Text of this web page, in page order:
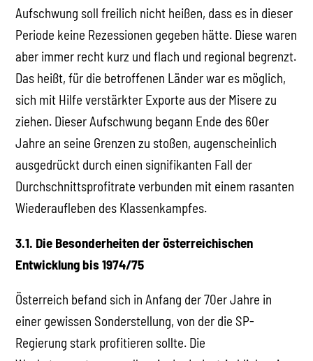
Aufschwung soll freilich nicht heißen, dass es in dieser
Periode keine Rezessionen gegeben hätte. Diese waren
aber immer recht kurz und flach und regional begrenzt.
Das heißt, für die betroffenen Länder war es möglich,
sich mit Hilfe verstärkter Exporte aus der Misere zu
ziehen. Dieser Aufschwung begann Ende des 60er
Jahre an seine Grenzen zu stoßen, augenscheinlich
ausgedrückt durch einen signifikanten Fall der
Durchschnittsprofitrate verbunden mit einem rasanten
Wiederaufleben des Klassenkampfes.
3.1. Die Besonderheiten der österreichischen
Entwicklung bis 1974/75
Österreich befand sich in Anfang der 70er Jahre in
einer gewissen Sonderstellung, von der die SP-
Regierung stark profitieren sollte. Die